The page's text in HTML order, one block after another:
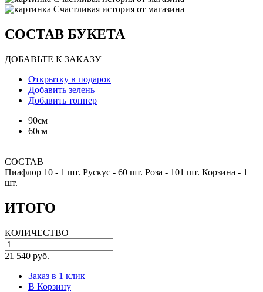
СОСТАВ БУКЕТА
ДОБАВЬТЕ К ЗАКАЗУ
Открытку в подарок
Добавить зелень
Добавить топпер
90см
60см
СОСТАВ
Пиафлор 10 - 1 шт. Рускус - 60 шт. Роза - 101 шт. Корзина - 1
шт.
ИТОГО
КОЛИЧЕСТВО
21 540 руб.
Заказ в 1 клик
В Корзину